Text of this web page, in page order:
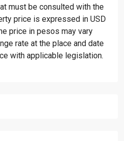
must be consulted with the
price is expressed in USD
price in pesos may vary
rate at the place and date
with applicable legislation.